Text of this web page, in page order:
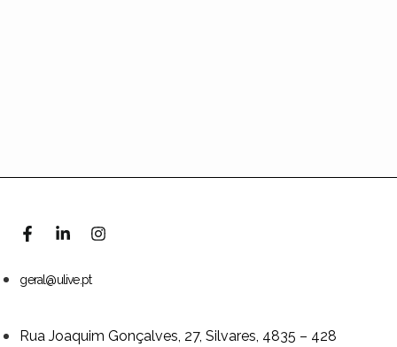
geral@ulive.pt
Rua Joaquim Gonçalves, 27, Silvares, 4835 – 428